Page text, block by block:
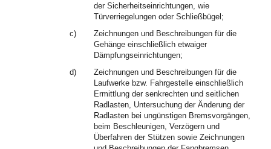
der Sicherheitseinrichtungen, wie
Türverriegelungen oder Schließbügel;
c)
Zeichnungen und Beschreibungen für die
Gehänge einschließlich etwaiger
Dämpfungseinrichtungen;
d)
Zeichnungen und Beschreibungen für die
Laufwerke bzw. Fahrgestelle einschließlich
Ermittlung der senkrechten und seitlichen
Radlasten, Untersuchung der Änderung der
Radlasten bei ungünstigen Bremsvorgängen,
beim Beschleunigen, Verzögern und
Überfahren der Stützen sowie Zeichnungen